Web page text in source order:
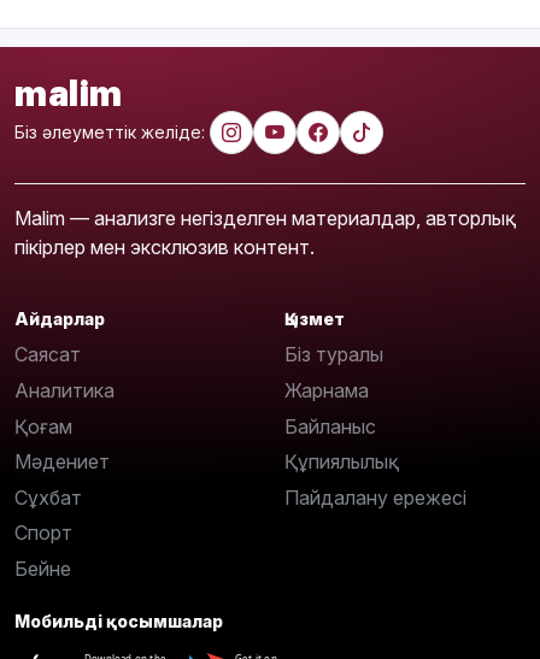
malim
Біз әлеуметтік желіде:
Malim — анализге негізделген материалдар, авторлық
пікірлер мен эксклюзив контент.
Айдарлар
Саясат
Аналитика
Қоғам
Мәдениет
Сұхбат
Спорт
Бейне
Қызмет
Біз туралы
Жарнама
Байланыс
Құпиялылық
Пайдалану ережесі
Мобильді қосымшалар